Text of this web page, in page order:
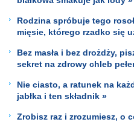
Rodzina spróbuje tego
mięsie, którego rzadko się
Bez masła i bez drożdży,
sekret na zdrowy chleb
Nie ciasto, a ratunek na
jabłka i ten składnik »
Zrobisz raz i zrozumiesz, o